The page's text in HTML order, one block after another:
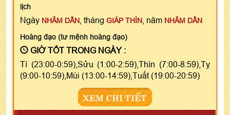
lịch
Ngày NHÂM DẦN , tháng GIÁP THÌN , năm NHÂM DẦN
Hoàng đạo (tư mệnh hoàng đạo)
GIỜ TỐT TRONG NGÀY :
Tí (23:00-0:59),Sửu (1:00-2:59),Thìn (7:00-8:59),Tỵ
(9:00-10:59),Mùi (13:00-14:59),Tuất (19:00-20:59)
XEM CHI TIẾT